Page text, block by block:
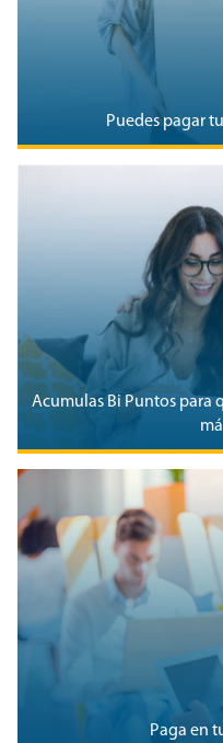
Puedes pagar
Acumulas Bi Puntos para
Paga en